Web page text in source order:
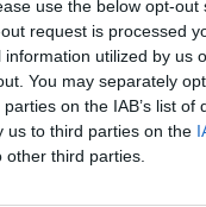
use the below opt-out
request is processed
utilized by us
You may separately
on the IAB’s list of
us to third parties on the
third parties.
10 euros pour
à ingérer. Il
dans la